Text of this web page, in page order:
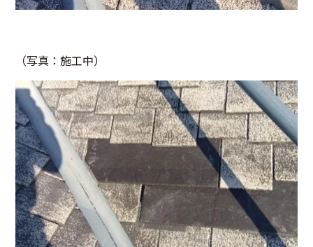
（写真：施工中）